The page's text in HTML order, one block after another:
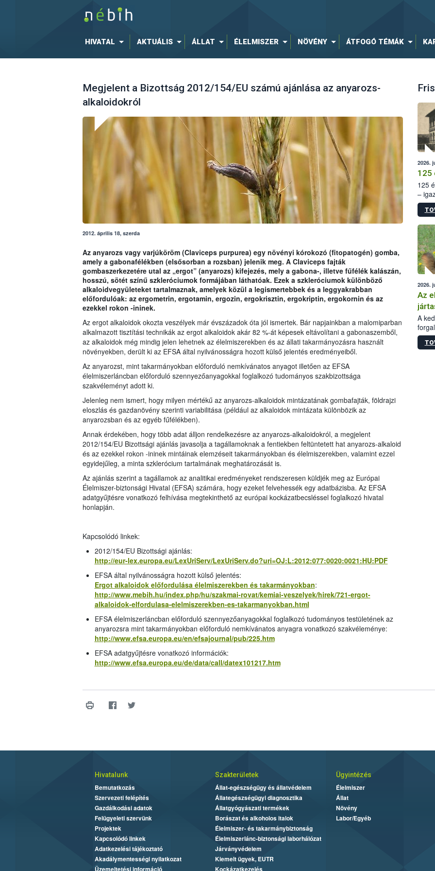
HIVATAL AKTUÁLIS ÁLLAT ÉLELMISZER NÖVÉNY ÁTFOGÓ TÉMÁK
Megjelent a Bizottság 2012/154/EU számú ajánlása az anyarozs-
alkaloidokról
2012. április 18, szerda
Az anyarozs vagy varjúköröm (Claviceps purpurea) egy növényi kórokozó (fitopatogén) gomba,
amely a gabonafélékben (elsősorban a rozsban) jelenik meg. A Claviceps fajták
gombaszerkezetére utal az „ergot” (anyarozs) kifejezés, mely a gabona-, illetve fűfélék kalászán,
hosszú, sötét színű szkleróciumok formájában láthatóak. Ezek a szkleróciumok különböző
alkaloidvegyületeket tartalmaznak, amelyek közül a legismertebbek és a leggyakrabban
előfordulóak: az ergometrin, ergotamin, ergozin, ergokrisztin, ergokriptin, ergokornin és az
ezekkel rokon -ininek.
Az ergot alkaloidok okozta veszélyek már évszázadok óta jól ismertek. Bár napjainkban a malomiparban
alkalmazott tisztítási technikák az ergot alkaloidok akár 82 %-át képesek eltávolítani a gabonaszemből,
az alkaloidok még mindig jelen lehetnek az élelmiszerekben és az állati takarmányozásra használt
növényekben, derült ki az EFSA által nyilvánosságra hozott külső jelentés eredményeiből.
Az anyarozst, mint takarmányokban előforduló nemkívánatos anyagot illetően az EFSA
élelmiszerláncban előforduló szennyezőanyagokkal foglalkozó tudományos szakbizottsága
szakvéleményt adott ki.
Jelenleg nem ismert, hogy milyen mértékű az anyarozs-alkaloidok mintázatának gombafajták, földrajzi
eloszlás és gazdanövény szerinti variabilitása (például az alkaloidok mintázata különbözik az
anyarozsban és az egyéb fűfélékben).
Annak érdekében, hogy több adat álljon rendelkezésre az anyarozs-alkaloidokról, a megjelent
2012/154/EU Bizottsági ajánlás javasolja a tagállamoknak a fentiekben feltüntetett hat anyarozs-alkaloid
és az ezekkel rokon -ininek mintáinak elemzéseit takarmányokban és élelmiszerekben, valamint ezzel
egyidejűleg, a minta szklerócium tartalmának meghatározását is.
Az ajánlás szerint a tagállamok az analitikai eredményeket rendszeresen küldjék meg az Európai
Élelmiszer-biztonsági Hivatal (EFSA) számára, hogy ezeket felvehessék egy adatbázisba. Az EFSA
adatgyűjtésre vonatkozó felhívása megtekinthető az európai kockázatbecsléssel foglalkozó hivatal
honlapján.
Kapcsolódó linkek:
2012/154/EU Bizottsági ajánlás:
http://eur-lex.europa.eu/LexUriServ/LexUriServ.do?uri=OJ:L:2012:077:0020:0021:HU:PDF
EFSA által nyilvánosságra hozott külső jelentés:
Ergot alkaloidok előfordulása élelmiszerekben és takarmányokban:
http://www.mebih.hu/index.php/hu/szakmai-rovat/kemiai-veszelyek/hirek/721-ergot-
alkaloidok-elfordulasa-elelmiszerekben-es-takarmanyokban.html
EFSA élelmiszerláncban előforduló szennyezőanyagokkal foglalkozó tudományos testületének az
anyarozsra mint takarmányokban előforduló nemkívánatos anyagra vonatkozó szakvéleménye:
http://www.efsa.europa.eu/en/efsajournal/pub/225.htm
EFSA adatgyűjtésre vonatkozó információk:
http://www.efsa.europa.eu/de/data/call/datex101217.htm
2026.
125
125
–
15.
2026.
Az
A
Hivatalunk
Bemutatkozás
Szervezeti felépítés
Gazdálkodási adatok
Felügyeleti szervünk
Projektek
Kapcsolódó linkek
Adatkezelési tájékoztató
Akadálymentességi nyilatkozat
Üzemeltetési információ
Szakterületek
Állat-egészségügy és állatvédelem
Állategészségügyi diagnosztika
Állatgyógyászati termékek
Borászat és alkoholos italok
Élelmiszer- és takarmánybiztonság
Élelmiszerlánc-biztonsági laborhálózat
Járványvédelem
Kiemelt ügyek, EUTR
Kockázatkezelés
Ügyintézés
Élelmiszer
Állat
Növény
Labor/Egyéb